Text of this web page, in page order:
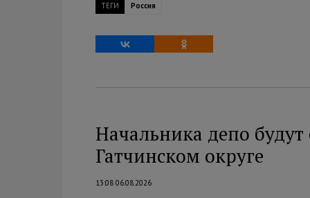
ТЕГИ Россия
Начальника депо
Гатчинском округе
13:08 06.08.2026